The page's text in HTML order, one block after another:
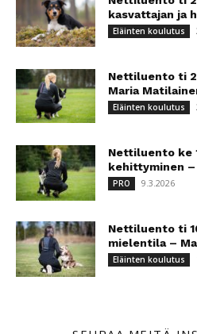
kasvattajan ja
Eläinten koulutus
Nettiluento ti
Maria
Eläinten koulutus
Nettiluento ke
kehittyminen –
PRO 9.3.2026
Nettiluento ti
mielentila –
Eläinten koulutus